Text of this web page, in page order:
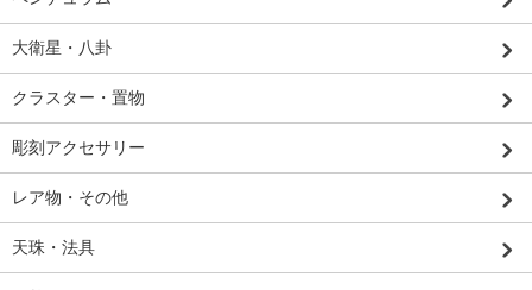
大衛星・八卦
クラスター・置物
彫刻アクセサリー
レア物・その他
天珠・法具